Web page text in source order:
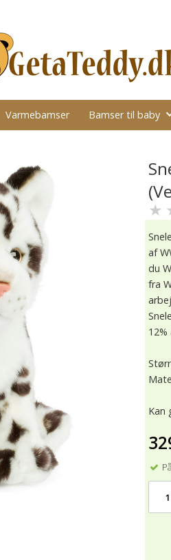
Varmebamser Bamser til baby
★
af
du
fra
Kan